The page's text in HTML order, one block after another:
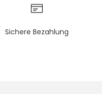
Sichere Bezahlung